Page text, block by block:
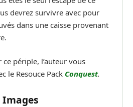
devrez survivre avec pour
dans une caisse provenant
périple, l’auteur vous
le Resouce Pack Conquest.
Images